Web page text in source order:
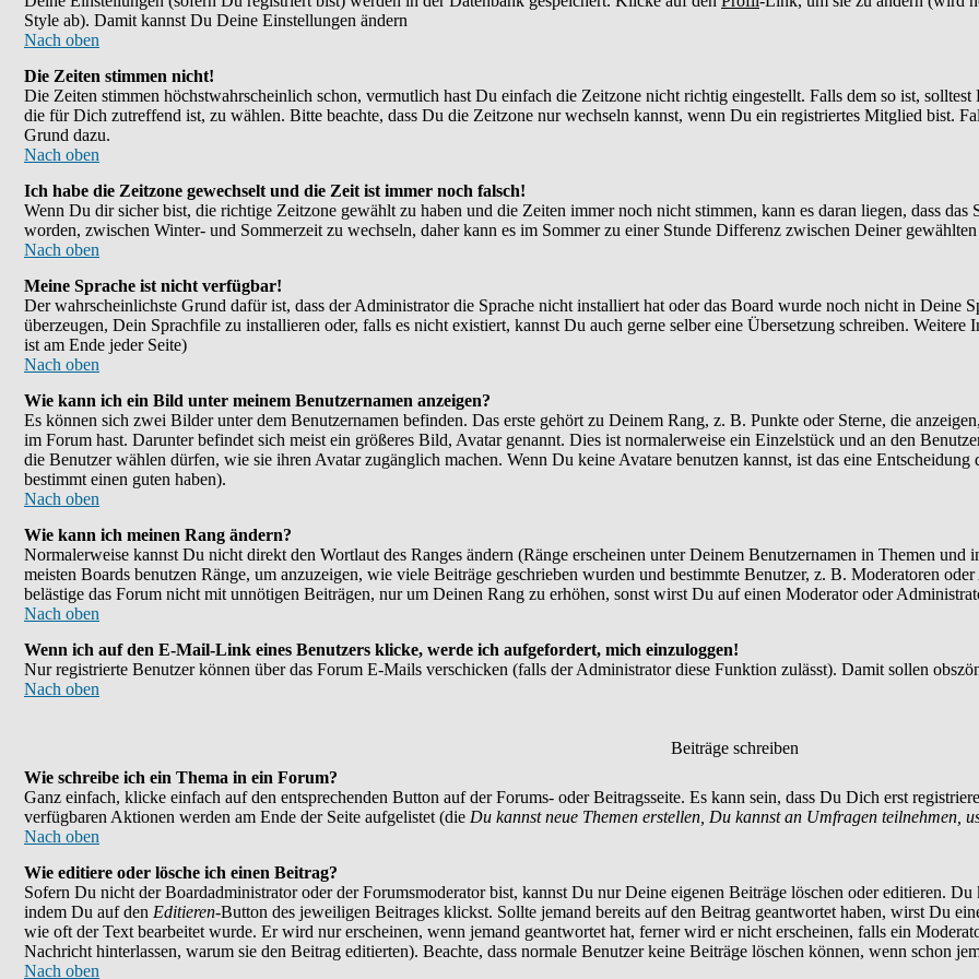
Style ab). Damit kannst Du Deine Einstellungen ändern
Nach oben
Die Zeiten stimmen nicht!
Die Zeiten stimmen höchstwahrscheinlich schon, vermutlich hast Du einfach die Zeitzone nicht richtig eingestellt. Falls dem so ist,
die für Dich zutreffend ist, zu wählen. Bitte beachte, dass Du die Zeitzone nur wechseln kannst, wenn Du ein registriertes Mitglied bist.
Grund dazu.
Nach oben
Ich habe die Zeitzone gewechselt und die Zeit ist immer noch falsch!
Wenn Du dir sicher bist, die richtige Zeitzone gewählt zu haben und die Zeiten immer noch nicht stimmen, kann es daran liegen, dass
worden, zwischen Winter- und Sommerzeit zu wechseln, daher kann es im Sommer zu einer Stunde Differenz zwischen Deiner
Nach oben
Meine Sprache ist nicht verfügbar!
Der wahrscheinlichste Grund dafür ist, dass der Administrator die Sprache nicht installiert hat oder das Board wurde noch nicht in Deine
überzeugen, Dein Sprachfile zu installieren oder, falls es nicht existiert, kannst Du auch gerne selber eine Übersetzung schreiben.
ist am Ende jeder Seite)
Nach oben
Wie kann ich ein Bild unter meinem Benutzernamen anzeigen?
Es können sich zwei Bilder unter dem Benutzernamen befinden. Das erste gehört zu Deinem Rang, z. B. Punkte oder Sterne, die
im Forum hast. Darunter befindet sich meist ein größeres Bild, Avatar genannt. Dies ist normalerweise ein Einzelstück und an den
die Benutzer wählen dürfen, wie sie ihren Avatar zugänglich machen. Wenn Du keine Avatare benutzen kannst, ist das eine
bestimmt einen guten haben).
Nach oben
Wie kann ich meinen Rang ändern?
Normalerweise kannst Du nicht direkt den Wortlaut des Ranges ändern (Ränge erscheinen unter Deinem Benutzernamen in Themen
meisten Boards benutzen Ränge, um anzuzeigen, wie viele Beiträge geschrieben wurden und bestimmte Benutzer, z. B. Moderatoren
belästige das Forum nicht mit unnötigen Beiträgen, nur um Deinen Rang zu erhöhen, sonst wirst Du auf einen Moderator oder
Nach oben
Wenn ich auf den E-Mail-Link eines Benutzers klicke, werde ich aufgefordert, mich einzuloggen!
Nur registrierte Benutzer können über das Forum E-Mails verschicken (falls der Administrator diese Funktion zulässt). Damit sollen
Nach oben
Beiträge schreiben
Wie schreibe ich ein Thema in ein Forum?
Ganz einfach, klicke einfach auf den entsprechenden Button auf der Forums- oder Beitragsseite. Es kann sein, dass Du Dich erst
verfügbaren Aktionen werden am Ende der Seite aufgelistet (die Du kannst neue Themen erstellen, Du kannst an Umfragen teilnehmen,
Nach oben
Wie editiere oder lösche ich einen Beitrag?
Sofern Du nicht der Boardadministrator oder der Forumsmoderator bist, kannst Du nur Deine eigenen Beiträge löschen oder editieren.
indem Du auf den Editieren-Button des jeweiligen Beitrages klickst. Sollte jemand bereits auf den Beitrag geantwortet haben, wirst Du
wie oft der Text bearbeitet wurde. Er wird nur erscheinen, wenn jemand geantwortet hat, ferner wird er nicht erscheinen, falls ein
Nachricht hinterlassen, warum sie den Beitrag editierten). Beachte, dass normale Benutzer keine Beiträge löschen können, wenn schon
Nach oben